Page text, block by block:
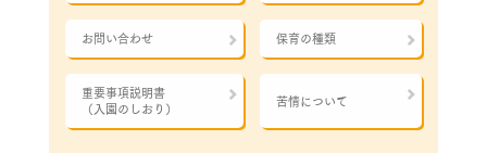
お問い合わせ 保育の種類
重要事項説明書
（入園のしおり）
苦情について